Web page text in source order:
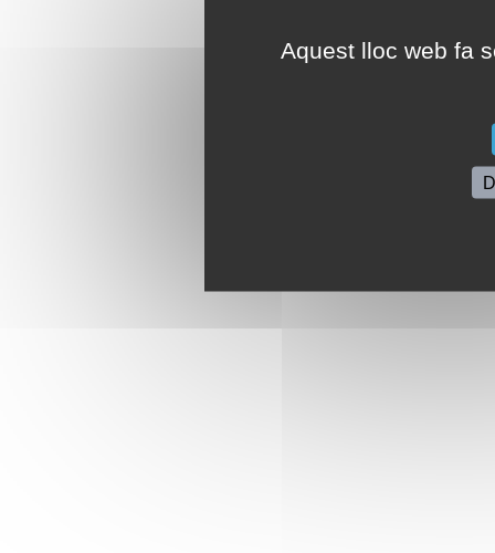
Aquest lloc web fa